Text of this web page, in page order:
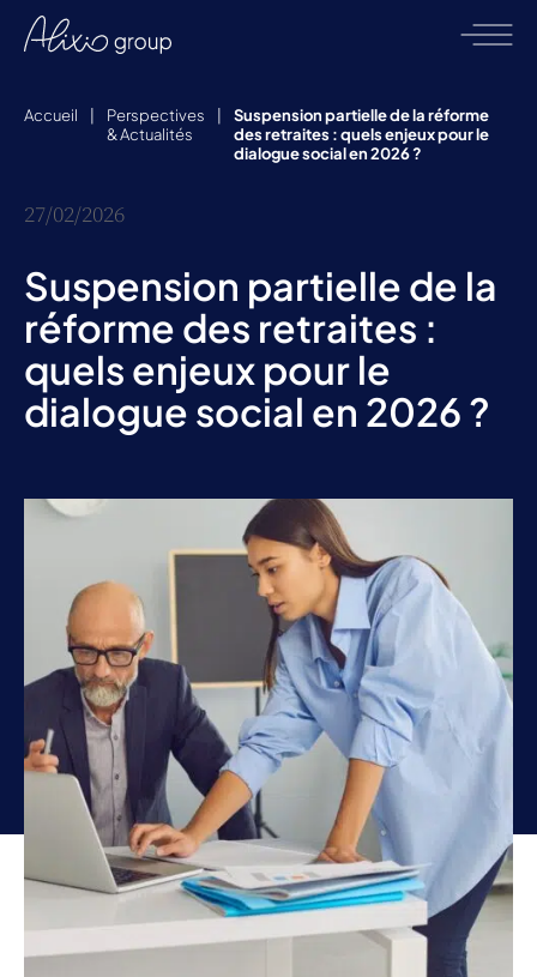
Accueil
Perspectives
& Actualités
Suspension partielle de la réforme
des retraites : quels enjeux pour le
dialogue social en 2026 ?
27/02/2026
Suspension partielle de la
réforme des retraites :
quels enjeux pour le
dialogue social en 2026 ?